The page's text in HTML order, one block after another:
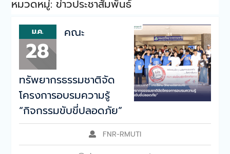
ต้อนรับคณะดูงานจากบริษัท
คณะทรัพยากรธรรมชาติจัด
กิจกรรมบริการวิชาการ
ห้องเรียนในรั้วมหาลัย
คณะทรัพยากรธรรมชาติให้การ
ต้อนรับสำนักงานพลังงาน
จังหวัดสกลนคร
คณะทรัพยากรธรรมชาติร่วม
ลงนามความร่วมมือทาง
วิชาการด้านการการแพทย์แผน
คณะทรัพยากรธรรมชาติออก
หมวดหมู่: ข่าวประชาสัมพันธ์
ม.ค.
28
คณะ
ทรัพยากรธรรมชาติจัด
โครงการอบรมความรู้
“กิจกรรมขับขี่ปลอดภัย”
FNR-RMUTI